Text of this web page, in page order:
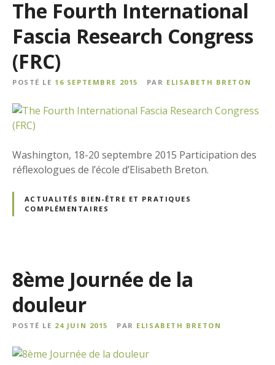
The Fourth International
Fascia Research Congress
(FRC)
POSTÉ LE 16 SEPTEMBRE 2015 PAR ELISABETH BRETON
Washington, 18-20 septembre 2015 Participation des
réflexologues de l’école d’Elisabeth Breton.
ACTUALITÉS BIEN-ÊTRE ET PRATIQUES
COMPLÉMENTAIRES
8ème Journée de la
douleur
POSTÉ LE 24 JUIN 2015 PAR ELISABETH BRETON